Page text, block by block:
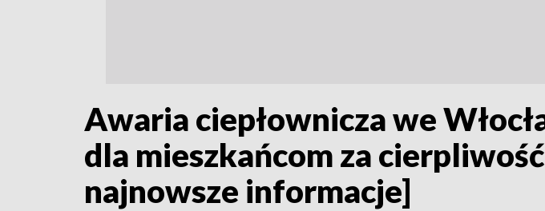
Awaria ciepłownicza we
dla mieszkańcom za
najnowsze informacje]